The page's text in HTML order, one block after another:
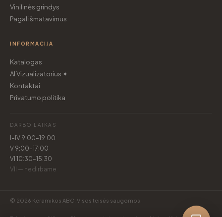
Vinilinės grindys
Pagal išmatavimus
INFORMACIJA
Katalogas
AI Vizualizatorius ✦
Kontaktai
Privatumo politika
DARBO LAIKAS
I–IV 9:00–19:00
V 9:00–17:00
VI 10:30–15:30
VII — nedirbame
© 2026 Keramikos ABC. Visos teisės saugomos.